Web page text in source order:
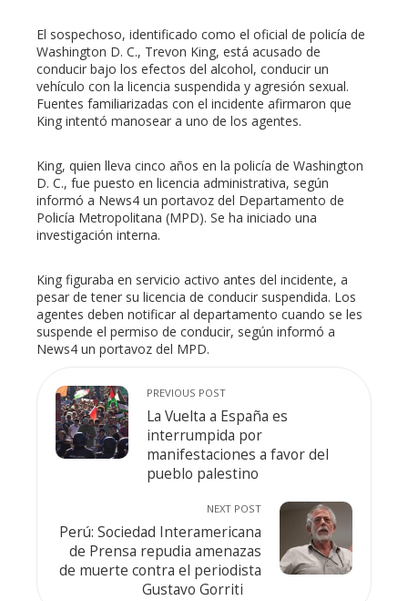
El sospechoso, identificado como el oficial de policía de
Washington D. C., Trevon King, está acusado de
conducir bajo los efectos del alcohol, conducir un
vehículo con la licencia suspendida y agresión sexual.
Fuentes familiarizadas con el incidente afirmaron que
King intentó manosear a uno de los agentes.
King, quien lleva cinco años en la policía de Washington
D. C., fue puesto en licencia administrativa, según
informó a News4 un portavoz del Departamento de
Policía Metropolitana (MPD). Se ha iniciado una
investigación interna.
King figuraba en servicio activo antes del incidente, a
pesar de tener su licencia de conducir suspendida. Los
agentes deben notificar al departamento cuando se les
suspende el permiso de conducir, según informó a
News4 un portavoz del MPD.
PREVIOUS POST
La Vuelta a España es
interrumpida por
manifestaciones a favor del
pueblo palestino
NEXT POST
Perú: Sociedad Interamericana
de Prensa repudia amenazas
de muerte contra el periodista
Gustavo Gorriti